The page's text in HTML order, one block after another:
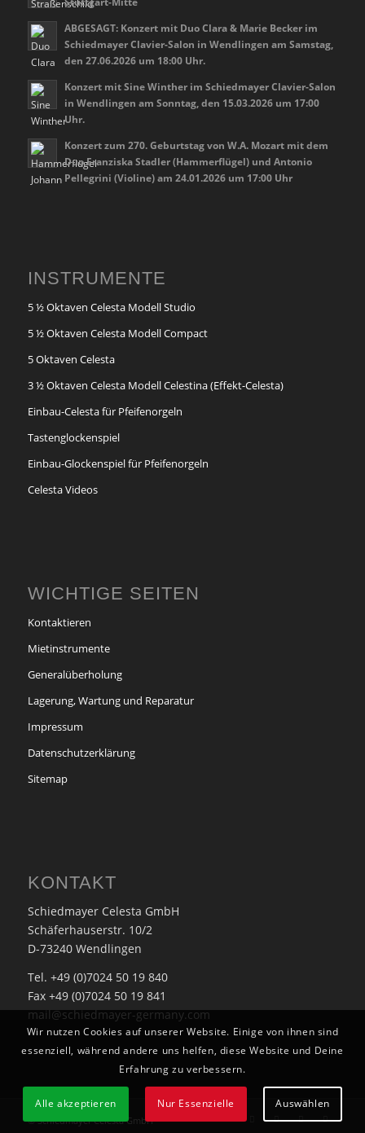
ABGESAGT: Konzert mit Duo Clara & Marie Becker im
Schiedmayer Clavier-Salon in Wendlingen am Samstag,
den 27.06.2026 um 18:00 Uhr.
Konzert mit Sine Winther im Schiedmayer Clavier-Salon
in Wendlingen am Sonntag, den 15.03.2026 um 17:00
Uhr.
Konzert zum 270. Geburtstag von W.A. Mozart mit dem
Duo Franziska Stadler (Hammerflügel) und Antonio
Pellegrini (Violine) am 24.01.2026 um 17:00 Uhr
INSTRUMENTE
5 ½ Oktaven Celesta Modell Studio
5 ½ Oktaven Celesta Modell Compact
5 Oktaven Celesta
3 ½ Oktaven Celesta Modell Celestina (Effekt-Celesta)
Einbau-Celesta für Pfeifenorgeln
Tastenglockenspiel
Einbau-Glockenspiel für Pfeifenorgeln
Celesta Videos
WICHTIGE SEITEN
Kontaktieren
Mietinstrumente
Generalüberholung
Lagerung, Wartung und Reparatur
Impressum
Datenschutzerklärung
Sitemap
KONTAKT
Schiedmayer Celesta GmbH
Schäferhauserstr. 10/2
D-73240 Wendlingen
Tel. +49 (0)7024 50 19 840
Fax +49 (0)7024 50 19 841
mail@schiedmayer-germany.com
© Schiedmayer Celesta GmbH
Wir nutzen Cookies auf unserer Website. Einige von ihnen sind
essenziell, während andere uns helfen, diese Website und Deine
Erfahrung zu verbessern.
Alle akzeptieren Nur Essenzielle Auswählen